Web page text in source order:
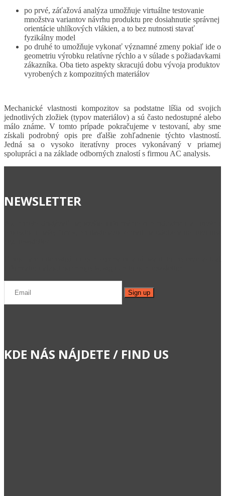
po prvé, záťažová analýza umožňuje virtuálne testovanie
množstva variantov návrhu produktu pre dosiahnutie správnej
orientácie uhlíkových vlákien, a to bez nutnosti stavať
fyzikálny model
po druhé to umožňuje vykonať významné zmeny pokiaľ ide o
geometriu výrobku relatívne rýchlo a v súlade s požiadavkami
zákazníka. Oba tieto aspekty skracujú dobu vývoja produktov
vyrobených z kompozitných materiálov
Mechanické vlastnosti kompozitov sa podstatne líšia od svojich
jednotlivých zložiek (typov materiálov) a sú často nedostupné alebo
málo známe. V tomto prípade pokračujeme v testovaní, aby sme
získali podrobný opis pre ďalšie zohľadnenie týchto vlastností.
Jedná sa o vysoko iteratívny proces vykonávaný v priamej
spolupráci a na základe odborných znalostí s firmou AC analysis.
NEWSLETTER
KDE NÁS NÁJDETE / FIND US